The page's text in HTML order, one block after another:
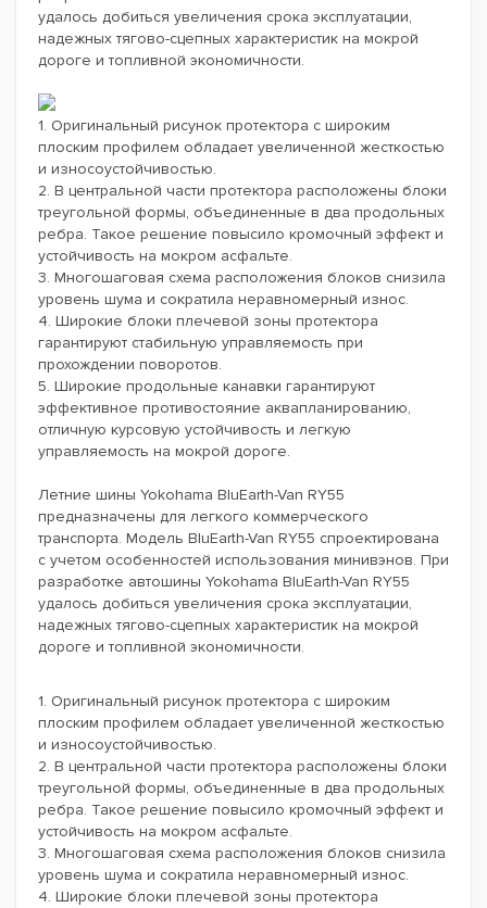
удалось добиться увеличения срока эксплуатации,
надежных тягово-сцепных характеристик на мокрой
дороге и топливной экономичности.
1. Оригинальный рисунок протектора с широким
плоским профилем обладает увеличенной жесткостью
и износоустойчивостью.
2. В центральной части протектора расположены блоки
треугольной формы, объединенные в два продольных
ребра. Такое решение повысило кромочный эффект и
устойчивость на мокром асфальте.
3. Многошаговая схема расположения блоков снизила
уровень шума и сократила неравномерный износ.
4. Широкие блоки плечевой зоны протектора
гарантируют стабильную управляемость при
прохождении поворотов.
5. Широкие продольные канавки гарантируют
эффективное противостояние аквапланированию,
отличную курсовую устойчивость и легкую
управляемость на мокрой дороге.
Летние шины Yokohama BluEarth-Van RY55
предназначены для легкого коммерческого
транспорта. Модель BluEarth-Van RY55 спроектирована
с учетом особенностей использования минивэнов. При
разработке автошины Yokohama BluEarth-Van RY55
удалось добиться увеличения срока эксплуатации,
надежных тягово-сцепных характеристик на мокрой
дороге и топливной экономичности.
1. Оригинальный рисунок протектора с широким
плоским профилем обладает увеличенной жесткостью
и износоустойчивостью.
2. В центральной части протектора расположены блоки
треугольной формы, объединенные в два продольных
ребра. Такое решение повысило кромочный эффект и
устойчивость на мокром асфальте.
3. Многошаговая схема расположения блоков снизила
уровень шума и сократила неравномерный износ.
4. Широкие блоки плечевой зоны протектора